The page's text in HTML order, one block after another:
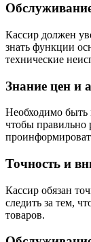
Кассир должен
знать функции
технические
Знание цен и
Необходимо быть
чтобы правильно
Точность и
Кассир обязан
следить за тем,
товаров.